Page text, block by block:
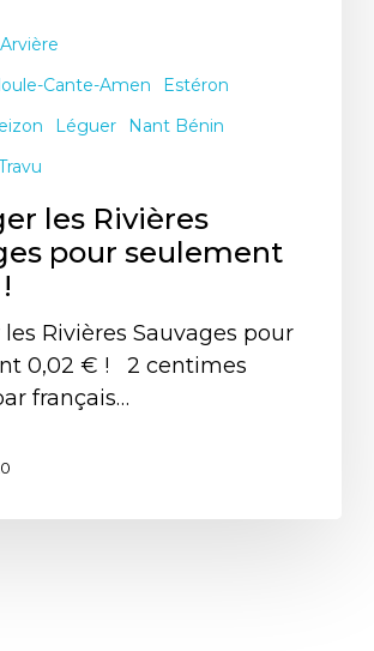
Arvière
Cante-Amen
Estéron
Léguer
Nant Bénin
les Rivières
pour seulement
Rivières Sauvages pour
0,02 € ! 2 centimes
français…